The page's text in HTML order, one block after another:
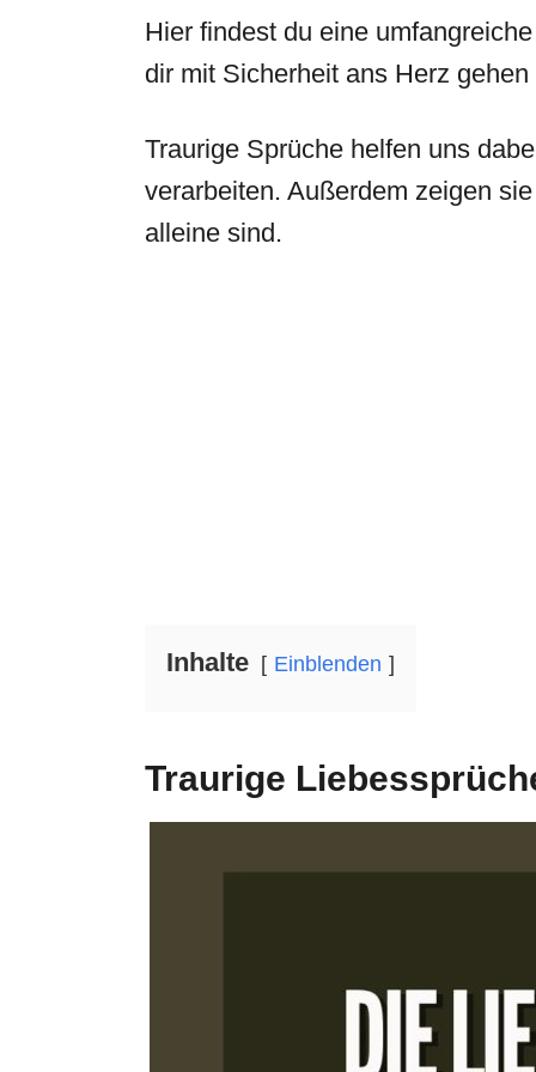
Hier findest du eine
dir mit Sicherheit ans Herz
Traurige Sprüche helfen uns
verarbeiten. Außerdem zeigen
alleine sind.
Inhalte Einblenden
Traurige